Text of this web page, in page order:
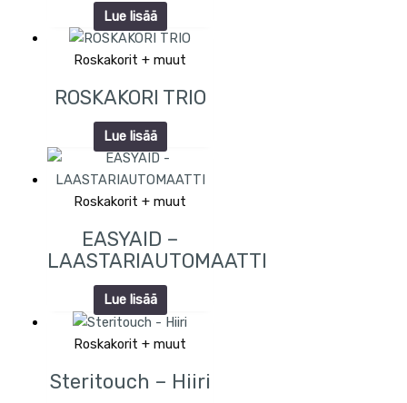
Lue lisää
Roskakorit + muut
ROSKAKORI TRIO
Lue lisää
Roskakorit + muut
EASYAID –
LAASTARIAUTOMAATTI
Lue lisää
Roskakorit + muut
Steritouch – Hiiri